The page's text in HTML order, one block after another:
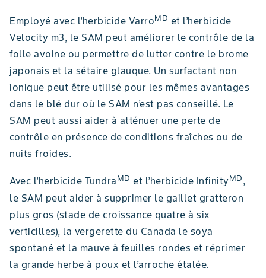
Employé avec l’herbicide VarroMD et l’herbicide
Velocity m3, le SAM peut améliorer le contrôle de la
folle avoine ou permettre de lutter contre le brome
japonais et la sétaire glauque. Un surfactant non
ionique peut être utilisé pour les mêmes avantages
dans le blé dur où le SAM n’est pas conseillé. Le
SAM peut aussi aider à atténuer une perte de
contrôle en présence de conditions fraîches ou de
nuits froides.
Avec l’herbicide TundraMD et l’herbicide InfinityMD,
le SAM peut aider à supprimer le gaillet gratteron
plus gros (stade de croissance quatre à six
verticilles), la vergerette du Canada le soya
spontané et la mauve à feuilles rondes et réprimer
la grande herbe à poux et l’arroche étalée.